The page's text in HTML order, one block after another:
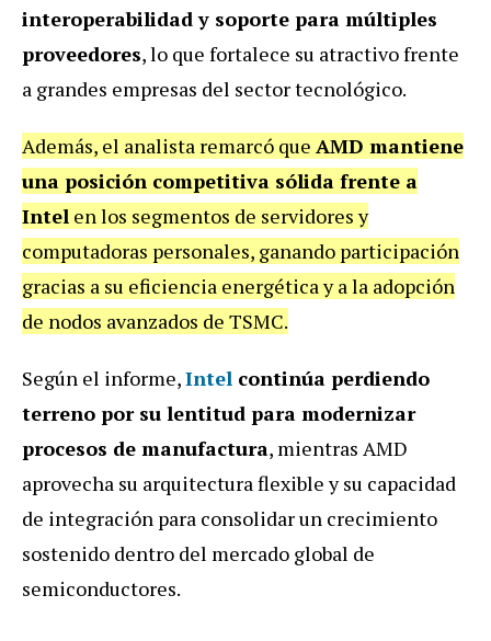
interoperabilidad y soporte para múltiples
proveedores, lo que fortalece su atractivo frente
a grandes empresas del sector tecnológico.
Además, el analista remarcó que AMD mantiene
una posición competitiva sólida frente a
Intel en los segmentos de servidores y
computadoras personales, ganando participación
gracias a su eficiencia energética y a la adopción
de nodos avanzados de TSMC.
Según el informe,Intel continúa perdiendo
terreno por su lentitud para modernizar
procesos de manufactura, mientras AMD
aprovecha su arquitectura flexible y su capacidad
de integración para consolidar un crecimiento
sostenido dentro del mercado global de
semiconductores.